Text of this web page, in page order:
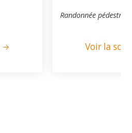
Randonnée pédestre
Voir la